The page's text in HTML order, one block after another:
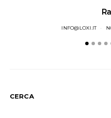
INFO@LOXI.IT
CERCA